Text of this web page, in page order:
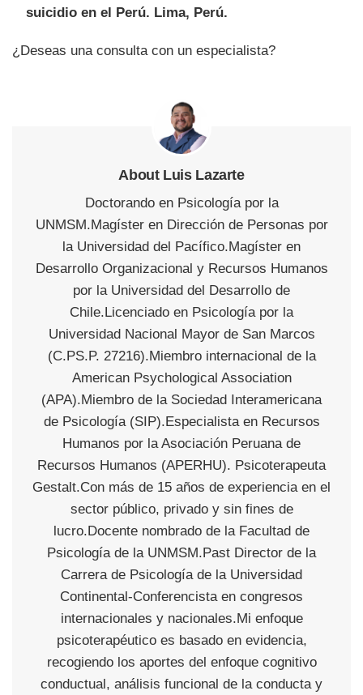
suicidio en el Perú. Lima, Perú.
¿Deseas una consulta con un especialista?
About Luis Lazarte
Doctorando en Psicología por la
UNMSM.Magíster en Dirección de Personas por
la Universidad del Pacífico.Magíster en
Desarrollo Organizacional y Recursos Humanos
por la Universidad del Desarrollo de
Chile.Licenciado en Psicología por la
Universidad Nacional Mayor de San Marcos
(C.PS.P. 27216).Miembro internacional de la
American Psychological Association
(APA).Miembro de la Sociedad Interamericana
de Psicología (SIP).Especialista en Recursos
Humanos por la Asociación Peruana de
Recursos Humanos (APERHU). Psicoterapeuta
Gestalt.Con más de 15 años de experiencia en el
sector público, privado y sin fines de
lucro.Docente nombrado de la Facultad de
Psicología de la UNMSM.Past Director de la
Carrera de Psicología de la Universidad
Continental-Conferencista en congresos
internacionales y nacionales.Mi enfoque
psicoterapéutico es basado en evidencia,
recogiendo los aportes del enfoque cognitivo
conductual, análisis funcional de la conducta y